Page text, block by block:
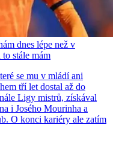
dnes lépe než v
stále mám
se mu v mládí ani
tří let dostal až do
Ligy mistrů, získával
i Josého Mourinha a
O konci kariéry ale zatím